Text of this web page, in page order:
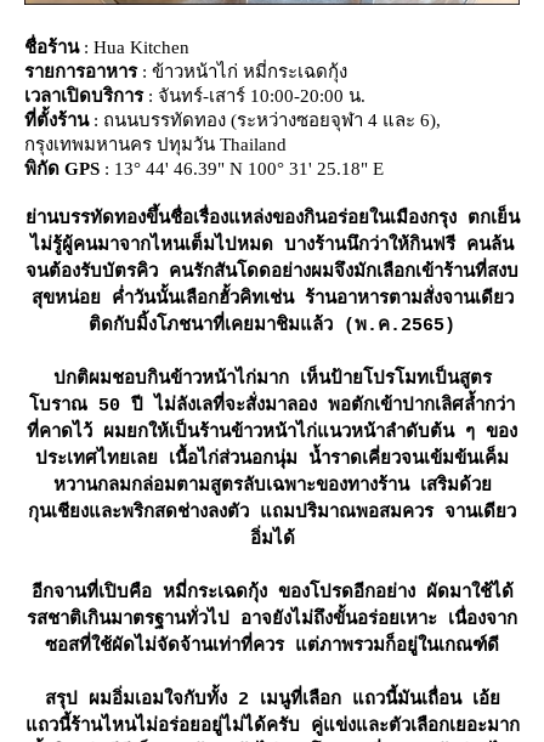
ชื่อร้าน: Hua Kitchen
รายการอาหาร: ข้าวหน้าไก่ หมี่กระเฉดกุ้ง
เวลาเปิดบริการ: จันทร์-เสาร์ 10:00-20:00 น.
ที่ตั้งร้าน: ถนนบรรทัดทอง (ระหว่างซอยจุฬา 4 และ 6),
กรุงเทพมหานคร ปทุมวัน Thailand
พิกัด GPS : 13° 44' 46.39" N 100° 31' 25.18" E
่านบรรทัดทองขึ้นชื่อเรื่องแหล่งของกินอร่อยในเมืองกรุง ตกเย็น
ไม่รู้ผู้คนมาจากไหนเต็มไปหมด บางร้านนึกว่าให้กินฟรี คนล้น
จนต้องรับบัตรคิว คนรักสันโดดอย่างผมจึงมักเลือกเข้าร้านที่สงบ
สุขหน่อย ค่ำวันนั้นเลือกฮั้วคิทเช่น ร้านอาหารตามสั่งจานเดียว
ติดกับมิ้งโภชนาที่เคยมาชิมแล้ว (พ.ค.2565)
ปกติผมชอบกินข้าวหน้าไก่มาก เห็นป้ายโปรโมทเป็นสูตร
บราณ 50 ปี ไม่ลังเลที่จะสั่งมาลอง พอตักเข้าปากเลิศล้ำกว่า
ที่คาดไว้ ผมยกให้เป็นร้านข้าวหน้าไก่แนวหน้าลำดับต้น ๆ ของ
ประเทศไทยเลย เนื้อไก่ส่วนอกนุ่ม น้ำราดเคี่ยวจนเข้มข้นเค็ม
หวานกลมกล่อมตามสูตรลับเฉพาะของทางร้าน เสริมด้ว
กุนเชียงและพริกสดช่างลงตัว แถมปริมาณพอสมควร จานเดียว
อิ่มได้
อีกจานที่เปิบคือ หมี่กระเฉดกุ้ง ของโปรดอีกอย่าง ผัดมาใช้ได้
รสชาติเกินมาตรฐานทั่วไป อาจยังไม่ถึงขั้นอร่อยเหาะ เนื่องจาก
ซอสที่ใช้ผัดไม่จัดจ้านเท่าที่ควร แต่ภาพรวมก็อยู่ในเกณฑ์ดี
สรุป ผมอิ่มเอมใจกับทั้ง 2 เมนูที่เลือก แถวนี้มันเถื่อน เอ้
ถวนี้ร้านไหนไม่อร่อยอยู่ไม่ได้ครับ คู่แข่งและตัวเลือกเยอะมาก